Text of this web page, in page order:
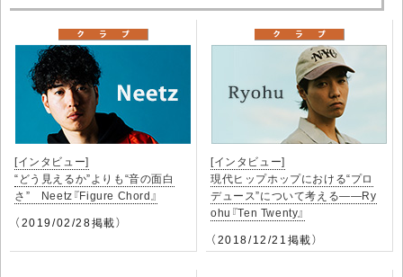
[インタビュー]
“どう見えるか”よりも“音の面白
さ” Neetz『Figure Chord』
（2019/02/28掲載）
[インタビュー]
現代ヒップホップにおける“プロ
デュース”について考える――Ry
ohu『Ten Twenty』
（2018/12/21掲載）